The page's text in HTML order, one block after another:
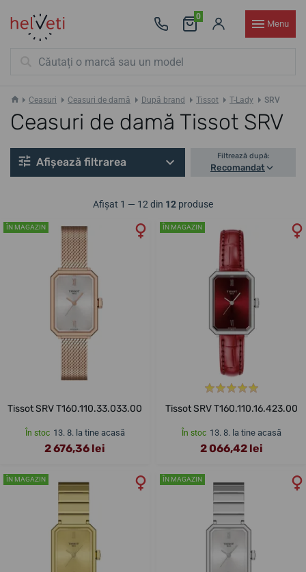
0
Menu
Ceasuri Ceasuri de damă După brand Tissot T-Lady SRV
Ceasuri de damă Tissot SRV
Afișează filtrarea Filtrează după:
Recomandat
Afișat 1 — 12 din 12 produse
ÎN MAGAZIN
Tissot SRV T160.110.33.033.00
În stoc 13. 8. la tine acasă
2 676,36 lei
ÎN MAGAZIN
Tissot SRV T160.110.16.423.00
În stoc 13. 8. la tine acasă
2 066,42 lei
ÎN MAGAZIN ÎN MAGAZIN